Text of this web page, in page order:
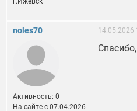
noles70
Активность: 0
На сайте c 07.04.2026
14.05.2026